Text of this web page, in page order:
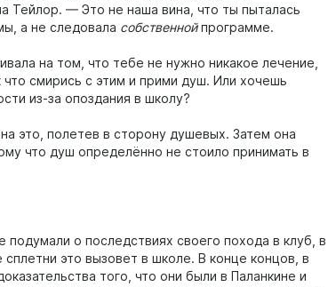
Тейлор. — Это не наша вина, что ты пыталась
а не следовала собственнойпрограмме.
на том, что тебе не нужно никакое лечение,
смирись с этим и прими душ. Или хочешь
из-за опоздания в школу?
это, полетев в сторону душевых. Затем она
что душ определённо не стоило принимать в
подумали о последствиях своего похода в клуб, в
сплетни это вызовет в школе. В конце концов, в
того, что они были в Паланкине и